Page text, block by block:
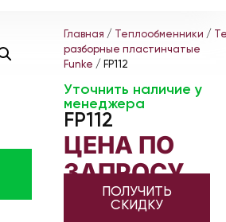
Главная / Теплообменники /
разборные пластинчатые
Funke / FP112
Уточнить наличие у
менеджера
FP112
ЦЕНА ПО
ЗАПРОСУ
ПОЛУЧИТЬ
СКИДКУ